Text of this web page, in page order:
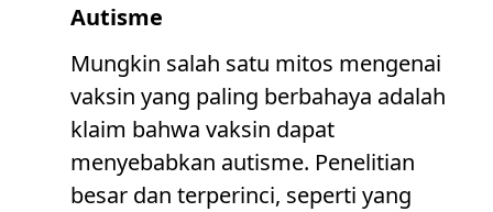
Autisme
Mungkin salah satu mitos mengenai
vaksin yang paling berbahaya adalah
klaim bahwa vaksin dapat
menyebabkan autisme. Penelitian
besar dan terperinci, seperti yang